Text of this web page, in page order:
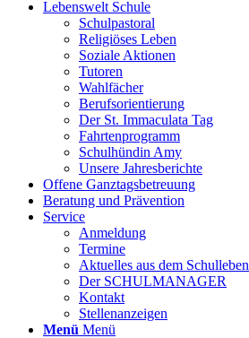
Lebenswelt Schule
Schulpastoral
Religiöses Leben
Soziale Aktionen
Tutoren
Wahlfächer
Berufsorientierung
Der St. Immaculata Tag
Fahrtenprogramm
Schulhündin Amy
Unsere Jahresberichte
Offene Ganztagsbetreuung
Beratung und Prävention
Service
Anmeldung
Termine
Aktuelles aus dem Schulleben
Der SCHULMANAGER
Kontakt
Stellenanzeigen
Menü Menü